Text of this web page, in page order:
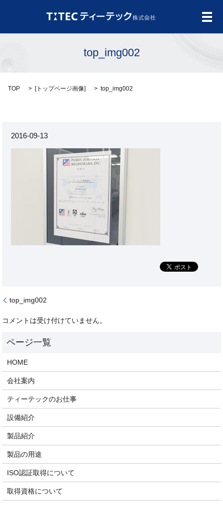
メ
top_img002
TOP [トップページ画像] top_img002
2016-09-13
top_img002
コメントは受け付けていません。
HOME
会社案内
ティーテックのお仕事
設備紹介
製品紹介
製品の用途
ISO認証取得について
取得資格について